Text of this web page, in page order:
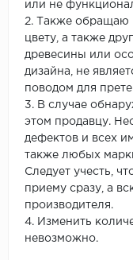
или не
2. Также обращаю
цвету, а также
древесины или
дизайна, не
поводом для
3. В случае
этом продавцу.
дефектов и всех
также любых
Следует учесть,
приему сразу, а
производителя.
4. Изменить
невозможно.